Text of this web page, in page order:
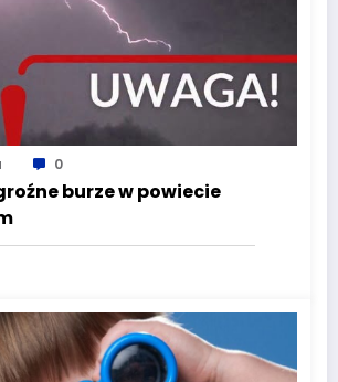
0
burze w powiecie